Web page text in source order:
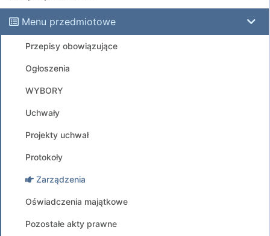
Menu przedmiotowe
Przepisy obowiązujące
Ogłoszenia
WYBORY
Uchwały
Projekty uchwał
Protokoły
Zarządzenia
Oświadczenia majątkowe
Pozostałe akty prawne